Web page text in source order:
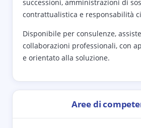
successioni, amministrazioni di
contrattualistica e responsabilità
Disponibile per consulenze,
collaborazioni professionali, con
e orientato alla soluzione.
Aree di